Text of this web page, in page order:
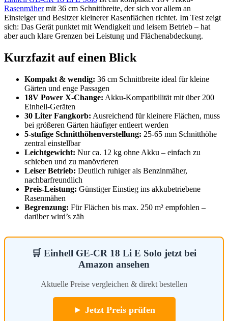
Rasenmähermit 36 cm Schnittbreite, der sich vor allem an
Einsteiger und Besitzer kleinerer Rasenflächen richtet. Im Test zeigt
sich: Das Gerät punktet mit Wendigkeit und leisem Betrieb – hat
aber auch klare Grenzen bei Leistung und Flächenabdeckung.
Kurzfazit auf einen Blick
Kompakt & wendig: 36 cm Schnittbreite ideal für kleine
Gärten und enge Passagen
18V Power X-Change: Akku-Kompatibilität mit über 200
Einhell-Geräten
30 Liter Fangkorb: Ausreichend für kleinere Flächen, muss
bei größeren Gärten häufiger entleert werden
5-stufige Schnitthöhenverstellung: 25-65 mm Schnitthöhe
zentral einstellbar
Leichtgewicht: Nur ca. 12 kg ohne Akku – einfach zu
schieben und zu manövrieren
Leiser Betrieb: Deutlich ruhiger als Benzinmäher,
nachbarfreundlich
Preis-Leistung: Günstiger Einstieg ins akkubetriebene
Rasenmähen
Begrenzung: Für Flächen bis max. 250 m² empfohlen –
darüber wird’s zäh
🛒 Einhell GE-CR 18 Li E Solo jetzt bei
Amazon ansehen
Aktuelle Preise vergleichen & direkt bestellen
► Jetzt Preis prüfen